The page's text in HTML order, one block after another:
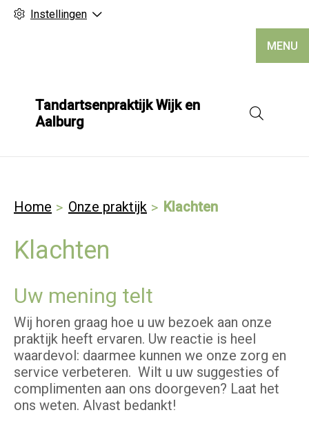
Instellingen
Tandartsenpraktijk Wijk en
Aalburg
MENU
Home Onze praktijk Klachten
Klachten
Uw mening telt
Wij horen graag hoe u uw bezoek aan onze
praktijk heeft ervaren. Uw reactie is heel
waardevol: daarmee kunnen we onze zorg en
service verbeteren. Wilt u uw suggesties of
complimenten aan ons doorgeven? Laat het
ons weten. Alvast bedankt!